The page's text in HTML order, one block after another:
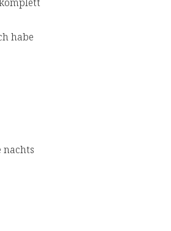
habe
nachts